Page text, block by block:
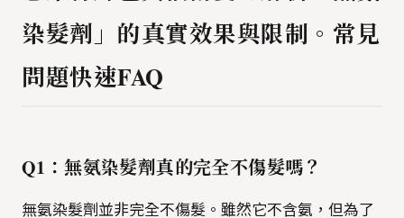
染髮劑」的真實效果與限制。常見
問題快速FAQ
Q1：無氨染髮劑真的完全不傷髮嗎？
無氨染髮劑並非完全不傷髮。雖然它不含氨，但為了